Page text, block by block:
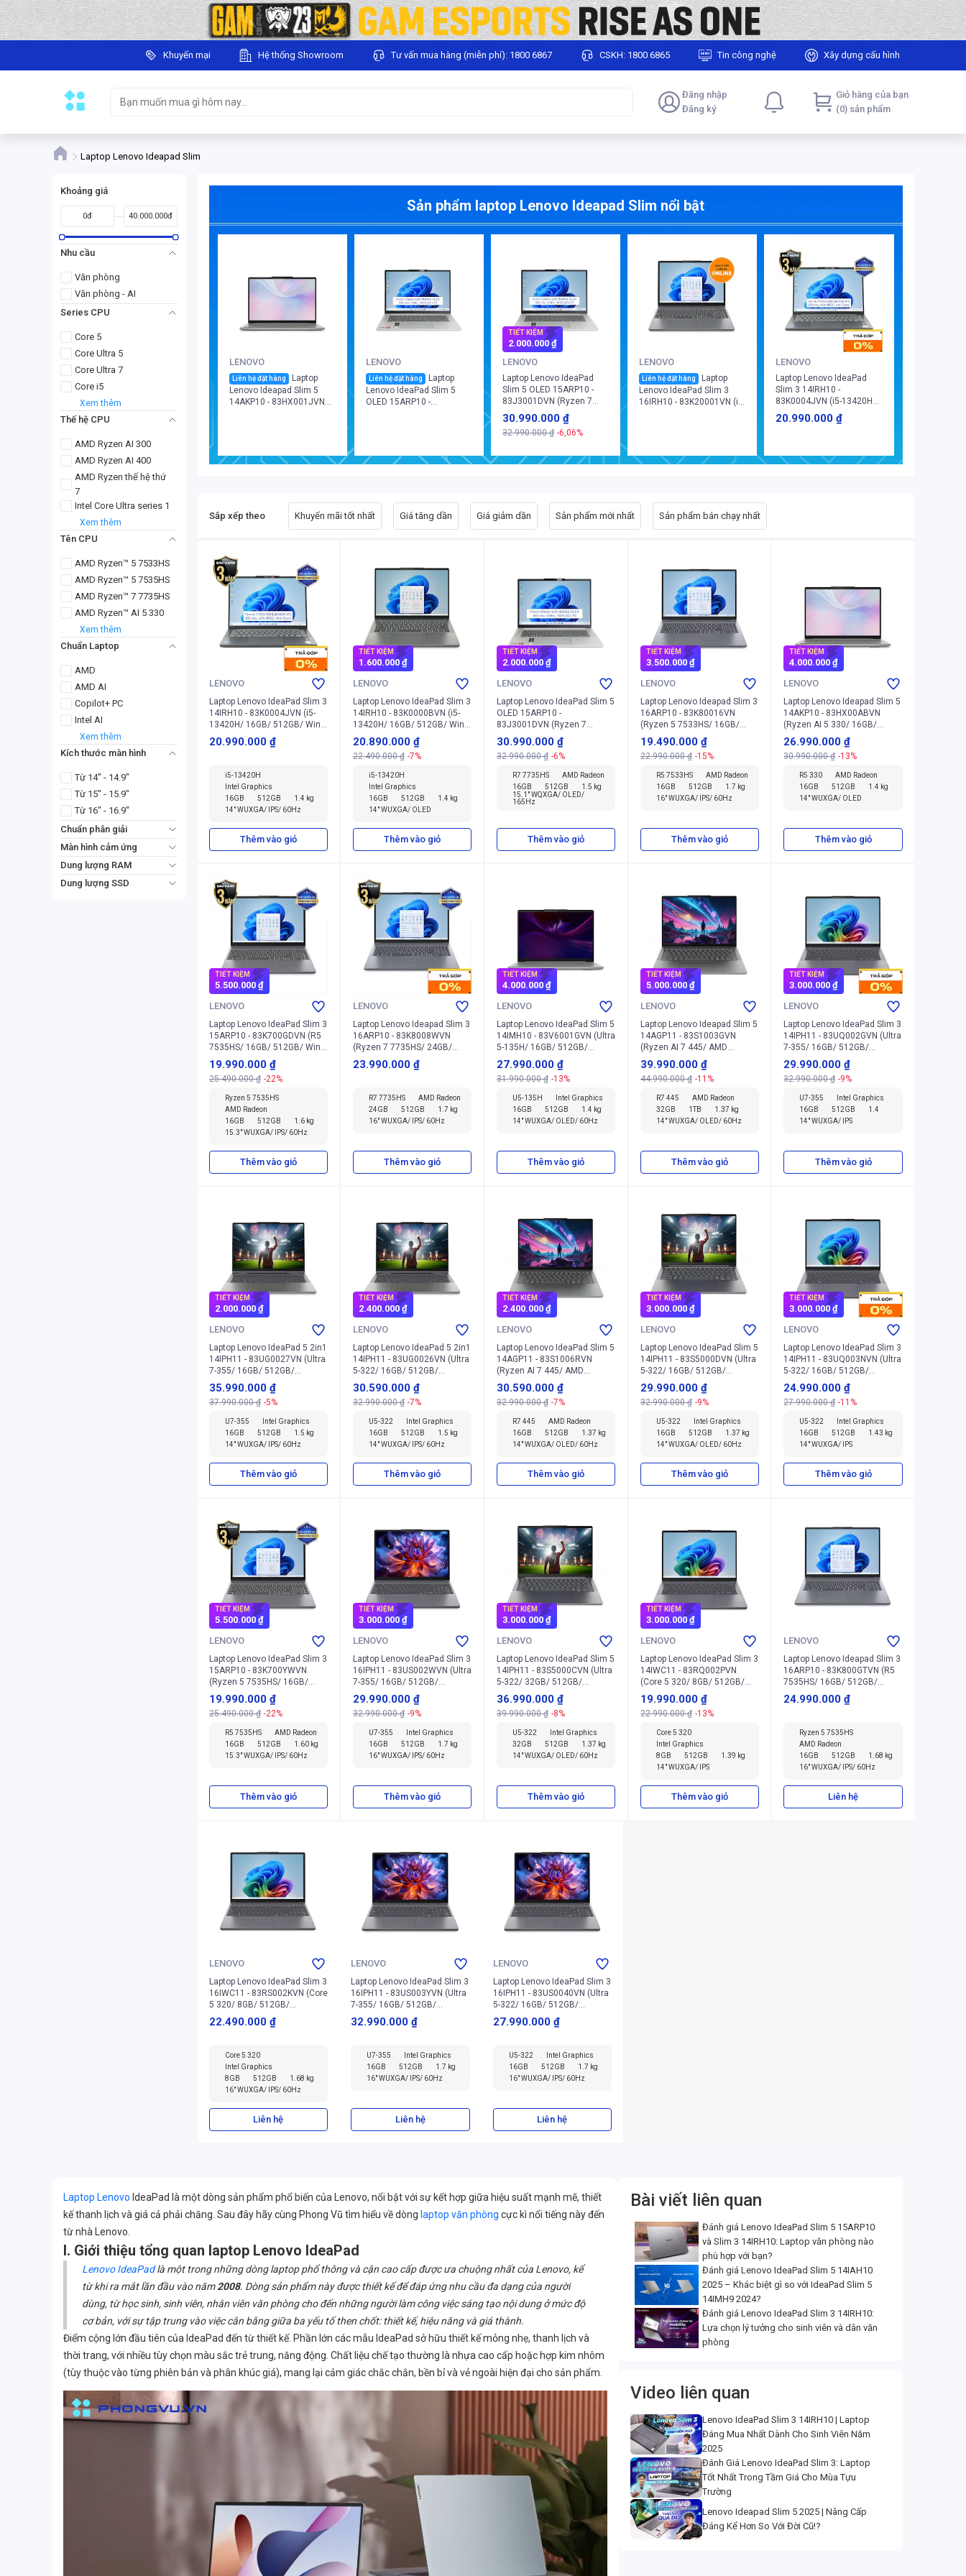
Khuyến mại Hệ thống Showroom Tư vấn mua hàng (miễn phí): 1800 6867 CSKH: 1800 6865 Tin công nghệ Xây dựng cấu hình
Đăng nhập
Đăng ký
Giỏ hàng của bạn
(0) sản phẩm
Laptop Lenovo Ideapad Slim
Khoảng giá
0đ 40.000.000đ
Nhu cầu
Văn phòng
Văn phòng - AI
Series CPU
Core 5
Core Ultra 5
Core Ultra 7
Core i5
Xem thêm
Thế hệ CPU
AMD Ryzen AI 300
AMD Ryzen AI 400
AMD Ryzen thế hệ thứ
7
Intel Core Ultra series 1
Xem thêm
Tên CPU
AMD Ryzen™ 5 7533HS
AMD Ryzen™ 5 7535HS
AMD Ryzen™ 7 7735HS
AMD Ryzen™ AI 5 330
Xem thêm
Chuẩn Laptop
AMD
AMD AI
Copilot+ PC
Intel AI
Xem thêm
Kích thước màn hình
Từ 14" - 14.9"
Từ 15" - 15.9"
Từ 16" - 16.9"
Chuẩn phân giải
WQXGA
WUXGA
Màn hình cảm ứng
cảm ứng
không cảm ứng
Dung lượng RAM
16GB
Dung lượng SSD
Sản phẩm laptop Lenovo Ideapad Slim nổi bật
LENOVO
Liên hệ đặt hàng
Laptop
Lenovo Ideapad Slim 5
14AKP10 - 83HX001JVN
LENOVO
Liên hệ đặt hàng
Laptop
Lenovo IdeaPad Slim 5
OLED 15ARP10 -
TIẾT KIỆM
2.000.000 ₫
LENOVO
Laptop Lenovo IdeaPad
Slim 5 OLED 15ARP10 -
83J3001DVN (Ryzen 7
7735HS/ 16GB/ 512GB/
Win 11 Home SL)
30.990.000 ₫
32.990.000 ₫ -6,06%
LENOVO
Liên hệ đặt hàng
Laptop
Lenovo IdeaPad Slim 3
16IRH10 - 83K20001VN (i7-
LENOVO
Laptop Lenovo IdeaPad
Slim 3 14IRH10 -
83K0004JVN (i5-13420H/
16GB/ 512GB/ Win 11
Home SL, English)
20.990.000 ₫
Sắp xếp theo Khuyến mãi tốt nhất Giá tăng dần Giá giảm dần Sản phẩm mới nhất Sản phẩm bán chạy nhất
LENOVO
Laptop Lenovo IdeaPad Slim 3
14IRH10 - 83K0004JVN (i5-
13420H/ 16GB/ 512GB/ Win
11 Home SL, English)
20.990.000 ₫
i5-13420H
Intel Graphics
16GB
512GB
1.4 kg
14" WUXGA/ IPS/ 60Hz
Thêm vào giỏ
TIẾT KIỆM
1.600.000 ₫
LENOVO
Laptop Lenovo IdeaPad Slim 3
14IRH10 - 83K0000BVN (i5-
13420H/ 16GB/ 512GB/ Win
11 Home SL, English)
20.890.000 ₫
22.490.000 ₫ -7%
i5-13420H
Intel Graphics
16GB
512GB
1.4 kg
14" WUXGA/ OLED
Thêm vào giỏ
TIẾT KIỆM
2.000.000 ₫
LENOVO
Laptop Lenovo IdeaPad Slim 5
OLED 15ARP10 -
83J3001DVN (Ryzen 7
7735HS/ 16GB/ 512GB/ Win
11 Home SL)
30.990.000 ₫
32.990.000 ₫ -6%
R7 7735HS
AMD Radeon
16GB
512GB
1.5 kg
15.1" WQXGA/ OLED/
165Hz
Thêm vào giỏ
TIẾT KIỆM
3.500.000 ₫
LENOVO
Laptop Lenovo Ideapad Slim 3
16ARP10 - 83K80016VN
(Ryzen 5 7533HS/ 16GB/
512GB/ Win 11 Home SL)
19.490.000 ₫
22.990.000 ₫ -15%
R5 7533HS
AMD Radeon
16GB
512GB
1.7 kg
16" WUXGA/ IPS/ 60Hz
Thêm vào giỏ
TIẾT KIỆM
4.000.000 ₫
LENOVO
Laptop Lenovo Ideapad Slim 5
14AKP10 - 83HX00ABVN
(Ryzen AI 5 330/ 16GB/
512GB/ Win 11 Home SL)
26.990.000 ₫
30.990.000 ₫ -13%
R5 330
AMD Radeon
16GB
512GB
1.4 kg
14" WUXGA/ OLED
Thêm vào giỏ
TIẾT KIỆM
5.500.000 ₫
LENOVO
Laptop Lenovo IdeaPad Slim 3
15ARP10 - 83K700GDVN (R5
7535HS/ 16GB/ 512GB/ Win
11 Home SL)
19.990.000 ₫
25.490.000 ₫ -22%
Ryzen 5 7535HS
AMD Radeon
16GB
512GB
1.6 kg
15.3" WUXGA/ IPS/ 60Hz
Thêm vào giỏ
LENOVO
Laptop Lenovo Ideapad Slim 3
16ARP10 - 83K8008WVN
(Ryzen 7 7735HS/ 24GB/
512GB/ Win 11 Home SL)
23.990.000 ₫
R7 7735HS
AMD Radeon
24GB
512GB
1.7 kg
16" WUXGA/ IPS/ 60Hz
Thêm vào giỏ
TIẾT KIỆM
4.000.000 ₫
LENOVO
Laptop Lenovo IdeaPad Slim 5
14IMH10 - 83V6001GVN (Ultra
5-135H/ 16GB/ 512GB/
Windows 11 Home SL)
27.990.000 ₫
31.990.000 ₫ -13%
U5-135H
Intel Graphics
16GB
512GB
1.4 kg
14" WUXGA/ OLED/ 60Hz
Thêm vào giỏ
TIẾT KIỆM
5.000.000 ₫
LENOVO
Laptop Lenovo Ideapad Slim 5
14AGP11 - 83S1003GVN
(Ryzen AI 7 445/ AMD
Radeon/ 32GB/ 1TB/
Windows 11 Home SL)
39.990.000 ₫
44.990.000 ₫ -11%
R7 445
AMD Radeon
32GB
1TB
1.37 kg
14" WUXGA/ OLED/ 60Hz
Thêm vào giỏ
TIẾT KIỆM
3.000.000 ₫
LENOVO
Laptop Lenovo IdeaPad Slim 3
14IPH11 - 83UQ002GVN (Ultra
7-355/ 16GB/ 512GB/
Windows 11 Home SL)
29.990.000 ₫
32.990.000 ₫ -9%
U7-355
Intel Graphics
16GB
512GB
1.4
14" WUXGA/ IPS
Thêm vào giỏ
TIẾT KIỆM
2.000.000 ₫
LENOVO
Laptop Lenovo IdeaPad 5 2in1
14IPH11 - 83UG0027VN (Ultra
7-355/ 16GB/ 512GB/
Windows 11 Home)
35.990.000 ₫
37.990.000 ₫ -5%
U7-355
Intel Graphics
16GB
512GB
1.5 kg
14" WUXGA/ IPS/ 60Hz
Thêm vào giỏ
TIẾT KIỆM
2.400.000 ₫
LENOVO
Laptop Lenovo IdeaPad 5 2in1
14IPH11 - 83UG0026VN (Ultra
5-322/ 16GB/ 512GB/
Windows 11 Home)
30.590.000 ₫
32.990.000 ₫ -7%
U5-322
Intel Graphics
16GB
512GB
1.5 kg
14" WUXGA/ IPS/ 60Hz
Thêm vào giỏ
TIẾT KIỆM
2.400.000 ₫
LENOVO
Laptop Lenovo IdeaPad Slim 5
14AGP11 - 83S1006RVN
(Ryzen AI 7 445/ AMD
Radeon/ 16GB/ 512GB/
Windows 11 Home SL)
30.590.000 ₫
32.990.000 ₫ -7%
R7 445
AMD Radeon
16GB
512GB
1.37 kg
14" WUXGA/ OLED/ 60Hz
Thêm vào giỏ
TIẾT KIỆM
3.000.000 ₫
LENOVO
Laptop Lenovo IdeaPad Slim 5
14IPH11 - 83S5000DVN (Ultra
5-322/ 16GB/ 512GB/
Windows 11 Home SL)
29.990.000 ₫
32.990.000 ₫ -9%
U5-322
Intel Graphics
16GB
512GB
1.37 kg
14" WUXGA/ OLED/ 60Hz
Thêm vào giỏ
TIẾT KIỆM
3.000.000 ₫
LENOVO
Laptop Lenovo IdeaPad Slim 3
14IPH11 - 83UQ003NVN (Ultra
5-322/ 16GB/ 512GB/
Windows 11 Home SL)
24.990.000 ₫
27.990.000 ₫ -11%
U5-322
Intel Graphics
16GB
512GB
1.43 kg
14" WUXGA/ IPS
Thêm vào giỏ
TIẾT KIỆM
5.500.000 ₫
LENOVO
Laptop Lenovo IdeaPad Slim 3
15ARP10 - 83K700YWVN
(Ryzen 5 7535HS/ 16GB/
512GB/ Windows 11 Home
SL)
19.990.000 ₫
25.490.000 ₫ -22%
R5 7535HS
AMD Radeon
16GB
512GB
1.60 kg
15.3" WUXGA/ IPS/ 60Hz
Thêm vào giỏ
TIẾT KIỆM
3.000.000 ₫
LENOVO
Laptop Lenovo IdeaPad Slim 3
16IPH11 - 83US002WVN (Ultra
7-355/ 16GB/ 512GB/
Windows 11 Home SL)
29.990.000 ₫
32.990.000 ₫ -9%
U7-355
Intel Graphics
16GB
512GB
1.7 kg
16" WUXGA/ IPS/ 60Hz
Thêm vào giỏ
TIẾT KIỆM
3.000.000 ₫
LENOVO
Laptop Lenovo IdeaPad Slim 5
14IPH11 - 83S5000CVN (Ultra
5-322/ 32GB/ 512GB/
Windows 11 Home SL)
36.990.000 ₫
39.990.000 ₫ -8%
U5-322
Intel Graphics
32GB
512GB
1.37 kg
14" WUXGA/ OLED/ 60Hz
Thêm vào giỏ
TIẾT KIỆM
3.000.000 ₫
LENOVO
Laptop Lenovo IdeaPad Slim 3
14IWC11 - 83RQ002PVN
(Core 5 320/ 8GB/ 512GB/
Windows 11 Home SL)
19.990.000 ₫
22.990.000 ₫ -13%
Core 5 320
Intel Graphics
8GB
512GB
1.39 kg
14" WUXGA/ IPS
Thêm vào giỏ
LENOVO
Laptop Lenovo Ideapad Slim 3
16ARP10 - 83K800GTVN (R5
7535HS/ 16GB/ 512GB/
Windows 11 Home SL)
24.990.000 ₫
Ryzen 5 7535HS
AMD Radeon
16GB
512GB
1.68 kg
16" WUXGA/ IPS/ 60Hz
Liên hệ
LENOVO
Laptop Lenovo IdeaPad Slim 3
16IWC11 - 83RS002KVN (Core
5 320/ 8GB/ 512GB/
Windows 11 Home SL,
English)
22.490.000 ₫
Core 5 320
Intel Graphics
8GB
512GB
1.68 kg
16" WUXGA/ IPS/ 60Hz
Liên hệ
LENOVO
Laptop Lenovo IdeaPad Slim 3
16IPH11 - 83US003YVN (Ultra
7-355/ 16GB/ 512GB/
Windows 11 Home SL,
English)
32.990.000 ₫
U7-355
Intel Graphics
16GB
512GB
1.7 kg
16" WUXGA/ IPS/ 60Hz
Liên hệ
LENOVO
Laptop Lenovo IdeaPad Slim 3
16IPH11 - 83US0040VN (Ultra
5-322/ 16GB/ 512GB/
Windows 11 Home SL,
English)
27.990.000 ₫
U5-322
Intel Graphics
16GB
512GB
1.7 kg
16" WUXGA/ IPS/ 60Hz
Liên hệ
Laptop Lenovo IdeaPad là một dòng sản phẩm phổ biến của Lenovo, nổi bật với sự kết hợp giữa hiệu suất mạnh mẽ, thiết
kế thanh lịch và giá cả phải chăng. Sau đây hãy cùng Phong Vũ tìm hiểu về dòng laptop văn phòng cực kì nổi tiếng này đến
từ nhà Lenovo.
I. Giới thiệu tổng quan laptop Lenovo IdeaPad
Lenovo IdeaPadlà một trong những dòng laptop phổ thông và cận cao cấp được ưa chuộng nhất của Lenovo, kể
từ khi ra mắt lần đầu vào năm2008. Dòng sản phẩm này được thiết kế để đáp ứng nhu cầu đa dạng của người
dùng, từ học sinh, sinh viên, nhân viên văn phòng cho đến những người làm công việc sáng tạo nội dung ở mức độ
cơ bản, với sự tập trung vào việc cân bằng giữa ba yếu tố then chốt: thiết kế, hiệu năng và giá thành.
Điểm cộng lớn đầu tiên của IdeaPad đến từ thiết kế. Phần lớn các mẫu IdeaPad sở hữu thiết kế mỏng nhẹ, thanh lịch và
thời trang, với nhiều tùy chọn màu sắc trẻ trung, năng động. Chất liệu chế tạo thường là nhựa cao cấp hoặc hợp kim nhôm
(tùy thuộc vào từng phiên bản và phân khúc giá), mang lại cảm giác chắc chắn, bền bỉ và vẻ ngoài hiện đại cho sản phẩm.
Bài viết liên quan
Đánh giá Lenovo IdeaPad Slim 5 15ARP10
và Slim 3 14IRH10: Laptop văn phòng nào
phù hợp với bạn?
Đánh giá Lenovo IdeaPad Slim 5 14IAH10
2025 – Khác biệt gì so với IdeaPad Slim 5
14IMH9 2024?
Đánh giá Lenovo IdeaPad Slim 3 14IRH10:
Lựa chọn lý tưởng cho sinh viên và dân văn
phòng
Video liên quan
Lenovo IdeaPad Slim 3 14IRH10 | Laptop
Đáng Mua Nhất Dành Cho Sinh Viên Năm
2025
Đánh Giá Lenovo IdeaPad Slim 3: Laptop
Tốt Nhất Trong Tầm Giá Cho Mùa Tựu
Trường
Lenovo Ideapad Slim 5 2025 | Nâng Cấp
Đáng Kể Hơn So Với Đời Cũ!?